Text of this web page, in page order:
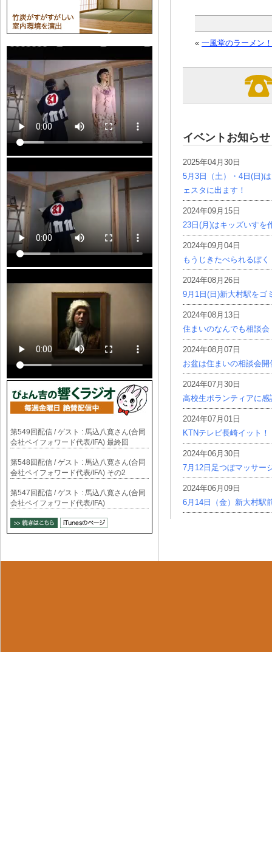
« 一風堂のラーメン！
イベントお知らせ
2025年04月30日
5月3日（土）・4日(日)
ェスタに出ます！
2024年09月15日
23日(月)はキッズいすを
2024年09月04日
もうじきたべられるぼく
2024年08月26日
9月1日(日)新大村駅をゴ
2024年08月13日
住まいのなんでも相談会
2024年08月07日
お盆は住まいの相談会開
2024年07月30日
高校生ボランティアに感
2024年07月01日
KTNテレビ長崎イット！
2024年06月30日
7月12日足つぼマッサー
2024年06月09日
6月14日（金）新大村駅
第549回配信 / ゲスト : 馬込八寛さん(合同
会社ペイフォワード代表/IFA) 最終回
第548回配信 / ゲスト : 馬込八寛さん(合同
会社ペイフォワード代表/IFA) その2
第547回配信 / ゲスト : 馬込八寛さん(合同
会社ペイフォワード代表/IFA)